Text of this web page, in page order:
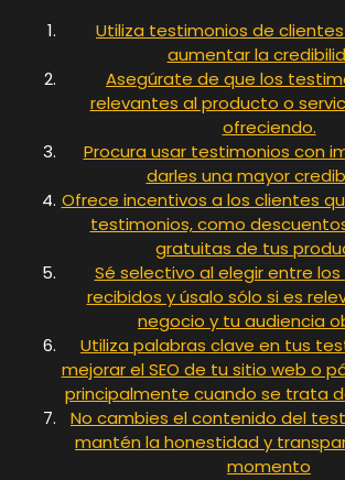
Utiliza testimonios de
aumentar la
Asegúrate de que los
relevantes al producto o
ofreciendo.
Procura usar testimonios con
darles una mayor
Ofrece incentivos a los clientes
testimonios, como
gratuitas de tus
Sé selectivo al elegir entre
recibidos y úsalo sólo si es
negocio y tu audiencia
Utiliza palabras clave en tus
mejorar el SEO de tu sitio web o
principalmente cuando se trata
No cambies el contenido del
mantén la honestidad y
momento